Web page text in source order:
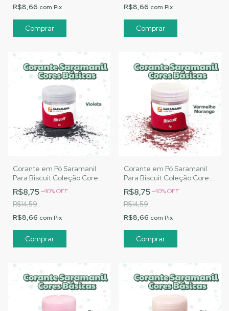
R$8,66 com Pix R$8,66 com Pix
Corante em Pó Saramanil
Para Biscuit Coleção Cores
Básicas - Violeta
R$8,75-40%OFF
R$14,59
R$8,66 com Pix
Corante em Pó Saramanil
Para Biscuit Coleção Cores
Básicas - Vermelho
Morango
R$8,75-40%OFF
R$14,59
R$8,66 com Pix